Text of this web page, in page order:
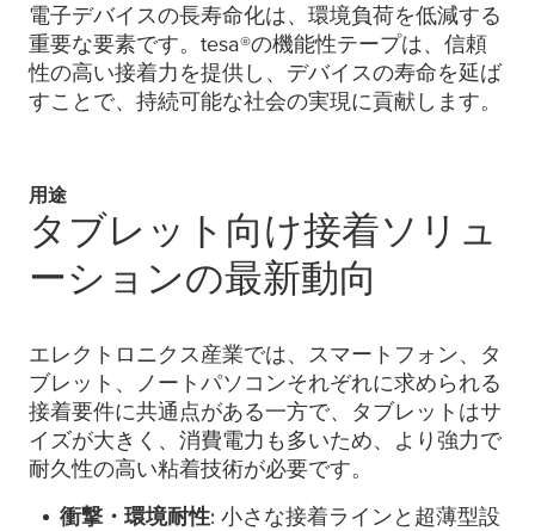
電子デバイスの長寿命化は、環境負荷を低減する
重要な要素です。 tesa®の機能性テープは、信頼
性の高い接着力を提供し、デバイスの寿命を延ば
すことで、持続可能な社会の実現に貢献します。
用途
タブレット向け接着ソリュ
ーションの最新動向
エレクトロニクス産業では、スマートフォン、タ
ブレット、ノートパソコンそれぞれに求められる
接着要件に共通点がある一方で、タブレットはサ
イズが大きく、消費電力も多いため、より強力で
耐久性の高い粘着技術が必要です。
衝撃・環境耐性: 小さな接着ラインと超薄型設